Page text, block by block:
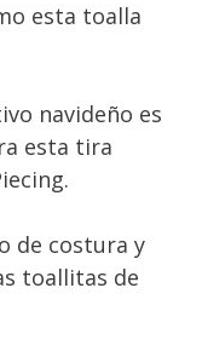
esta toalla
navideño es
esta tira
de costura y
toallitas de